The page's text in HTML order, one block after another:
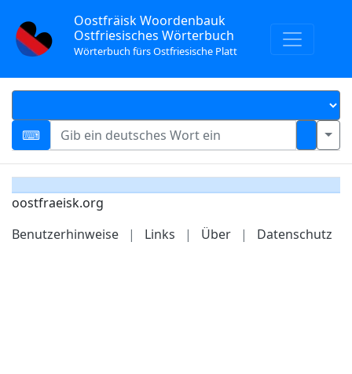
Oostfräisk Woordenbauk
Ostfriesisches Wörterbuch
Wörterbuch fürs Ostfriesische Platt
oostfraeisk.org
Benutzerhinweise
| Links | Über | Datenschutz